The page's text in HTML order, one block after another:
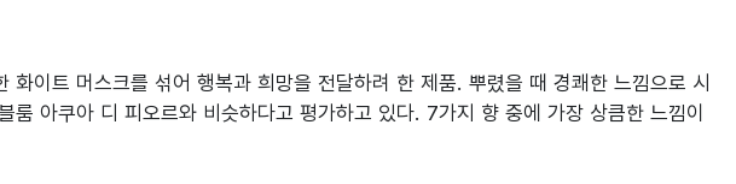
이트 머스크를 섞어 행복과 희망을 전달하려 한 제품. 뿌렸을 때 경쾌한 느낌으로 시
아쿠아 디 피오르와 비슷하다고 평가하고 있다. 7가지 향 중에 가장 상큼한 느낌이